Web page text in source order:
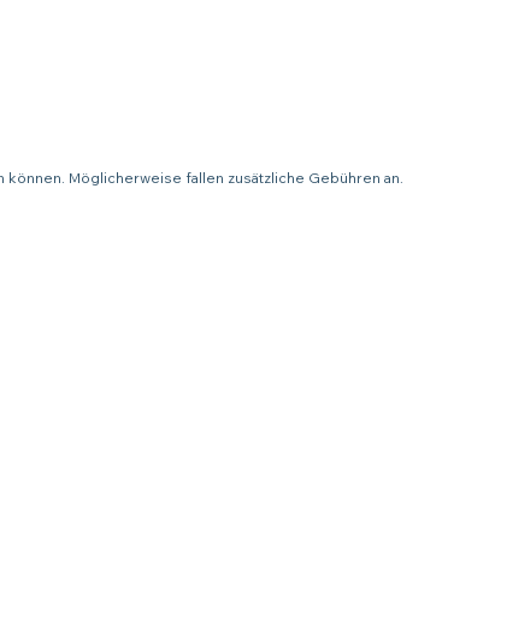
Möglicherweise fallen zusätzliche Gebühren an.